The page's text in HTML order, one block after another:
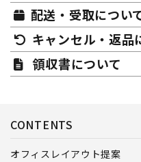
配送・受取につい
キャンセル・返品
領収書について
CONTENTS
オフィスレイアウト提案